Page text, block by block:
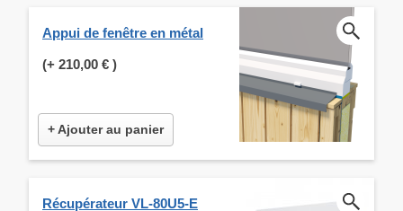
Appui de fenêtre en métal
(+ 210,00 € )
+ Ajouter au panier
Récupérateur VL-80U5-E